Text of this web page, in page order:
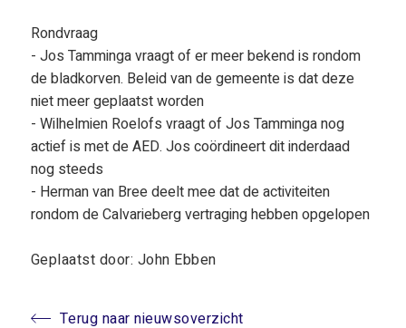
Rondvraag
- Jos Tamminga vraagt of er meer bekend is rondom
de bladkorven. Beleid van de gemeente is dat deze
niet meer geplaatst worden
- Wilhelmien Roelofs vraagt of Jos Tamminga nog
actief is met de AED. Jos coördineert dit inderdaad
nog steeds
- Herman van Bree deelt mee dat de activiteiten
rondom de Calvarieberg vertraging hebben opgelopen
Geplaatst door: John Ebben
Terug naar nieuwsoverzicht